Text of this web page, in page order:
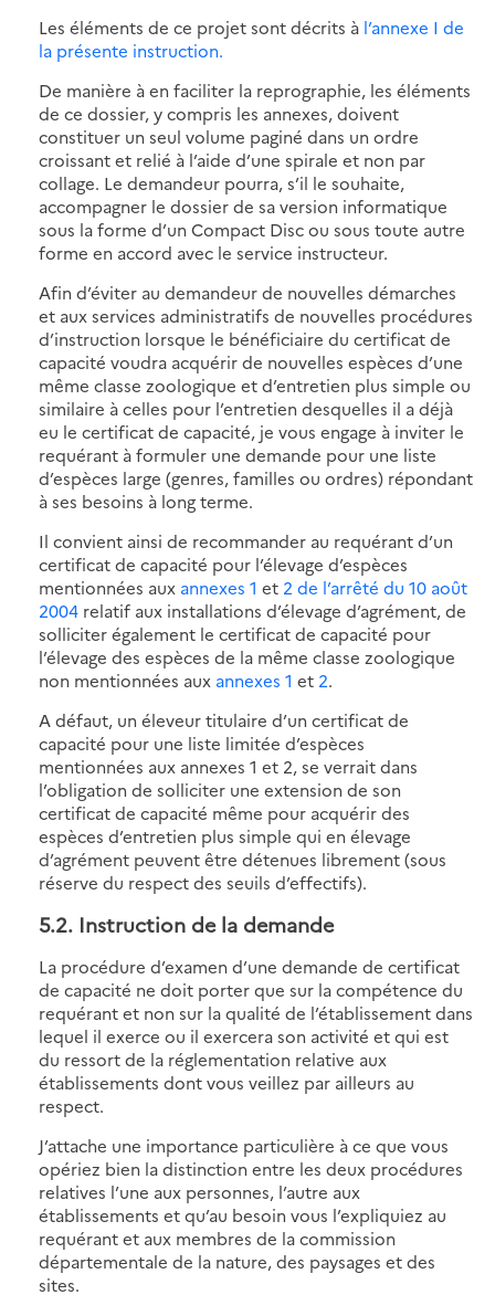
Les éléments de ce projet sont décrits à l’annexe I de
la présente instruction.
De manière à en faciliter la reprographie, les éléments
de ce dossier, y compris les annexes, doivent
constituer un seul volume paginé dans un ordre
croissant et relié à l’aide d’une spirale et non par
collage. Le demandeur pourra, s’il le souhaite,
accompagner le dossier de sa version informatique
sous la forme d’un Compact Disc ou sous toute autre
forme en accord avec le service instructeur.
Afin d’éviter au demandeur de nouvelles démarches
et aux services administratifs de nouvelles procédures
d’instruction lorsque le bénéficiaire du certificat de
capacité voudra acquérir de nouvelles espèces d’une
même classe zoologique et d’entretien plus simple ou
similaire à celles pour l’entretien desquelles il a déjà
eu le certificat de capacité, je vous engage à inviter le
requérant à formuler une demande pour une liste
d’espèces large (genres, familles ou ordres) répondant
à ses besoins à long terme.
Il convient ainsi de recommander au requérant d’un
certificat de capacité pour l’élevage d’espèces
mentionnées aux annexes 1 et 2 de l’arrêté du 10 août
2004 relatif aux installations d’élevage d’agrément, de
solliciter également le certificat de capacité pour
l’élevage des espèces de la même classe zoologique
non mentionnées aux annexes 1 et 2.
A défaut, un éleveur titulaire d’un certificat de
capacité pour une liste limitée d’espèces
mentionnées aux annexes 1 et 2, se verrait dans
l’obligation de solliciter une extension de son
certificat de capacité même pour acquérir des
espèces d’entretien plus simple qui en élevage
d’agrément peuvent être détenues librement (sous
réserve du respect des seuils d’effectifs).
5.2. Instruction de la demande
La procédure d’examen d’une demande de certificat
de capacité ne doit porter que sur la compétence du
requérant et non sur la qualité de l’établissement dans
lequel il exerce ou il exercera son activité et qui est
du ressort de la réglementation relative aux
établissements dont vous veillez par ailleurs au
respect.
J’attache une importance particulière à ce que vous
opériez bien la distinction entre les deux procédures
relatives l’une aux personnes, l’autre aux
établissements et qu’au besoin vous l’expliquiez au
requérant et aux membres de la commission
départementale de la nature, des paysages et des
sites.